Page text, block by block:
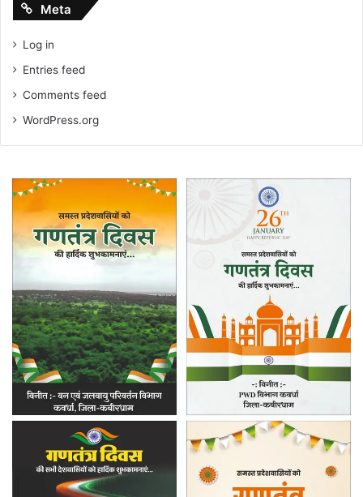
Meta
Log in
Entries feed
Comments feed
WordPress.org